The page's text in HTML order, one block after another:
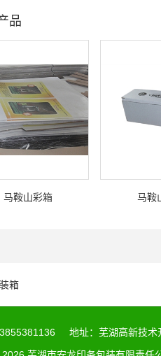
品
马鞍山彩箱 马鞍
箱
地址：芜湖高新技术